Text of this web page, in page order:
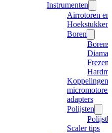
Instrumenten
Airrotoren en
Hoekstukken
Boren
Frezen
Koppelingen,
adapters
Polijsten
Scaler tips